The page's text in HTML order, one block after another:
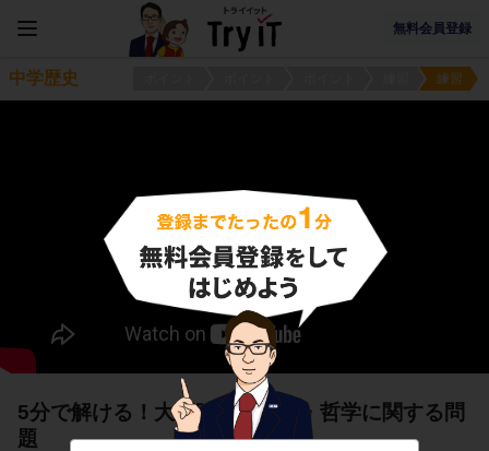
無料会員登録
中学歴史 練習
5分で解ける！大正時代の文学・哲学に関する問
題